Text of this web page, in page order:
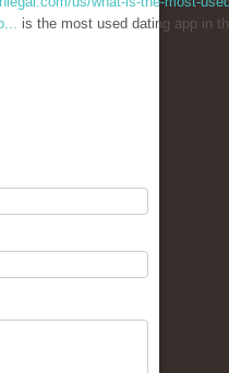
is the most used dating app in